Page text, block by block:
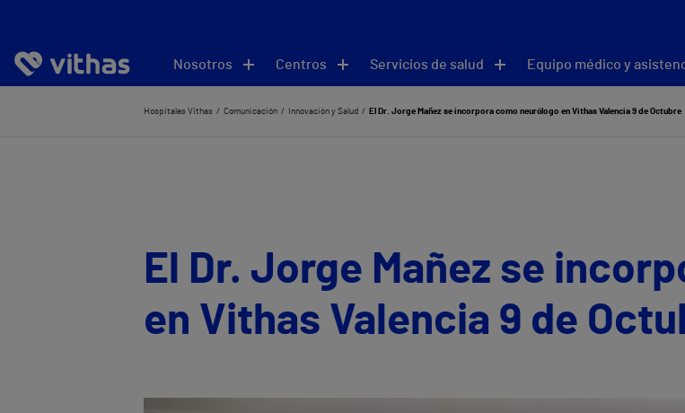
Nosotros Centros Servicios de salud Equipo médico y
Hospitales Vithas Comunicación Innovación y Salud El Dr. Jorge Mañez se incorpora como neurólogo en Vithas Valencia 9 de Octubre
El Dr. Jorge Mañez se
en Vithas Valencia 9 de